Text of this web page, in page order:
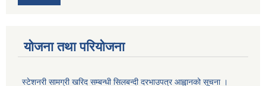
योजना तथा परियोजना
स्टेशनरी सामग्री खरिद सम्बन्धी सिलबन्दी दरभाउपत्र आह्वानको सूचना ।